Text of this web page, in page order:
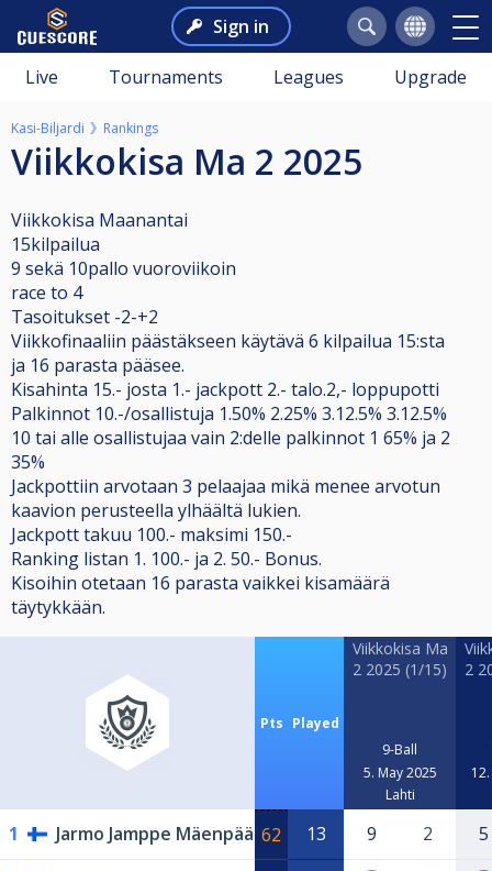
Sign in
Live Tournaments Leagues Upgrade
Kasi-Biljardi Rankings
Viikkokisa Ma 2 2025
Viikkokisa Maanantai
15kilpailua
9 sekä 10pallo vuoroviikoin
race to 4
Tasoitukset -2-+2
Viikkofinaaliin päästäkseen käytävä 6 kilpailua 15:sta
ja 16 parasta pääsee.
Kisahinta 15.- josta 1.- jackpott 2.- talo.2,- loppupotti
Palkinnot 10.-/osallistuja 1.50% 2.25% 3.12.5% 3.12.5%
10 tai alle osallistujaa vain 2:delle palkinnot 1 65% ja 2
35%
Jackpottiin arvotaan 3 pelaajaa mikä menee arvotun
kaavion perusteella ylhäältä lukien.
Jackpott takuu 100.- maksimi 150.-
Ranking listan 1. 100.- ja 2. 50.- Bonus.
Kisoihin otetaan 16 parasta vaikkei kisamäärä
täytykkään.
Pts Played
Viikkokisa Ma
2 2025 (1/15)
9-Ball
5. May 2025
Lahti
2
1 Jarmo Jamppe Mäenpää 62 13 9 2 5